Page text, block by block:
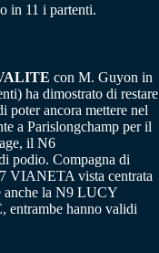
in 11 i partenti.
con M. Guyon in
ha dimostrato di restare
poter ancora mettere nel
a Parislongchamp per il
il N6
podio. Compagna di
VIANETA vista centrata
anche la N9 LUCY
hanno validi